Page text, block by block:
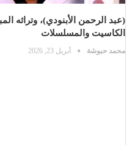
(عبد الرحمن الأبنودي)، وتراثه
الكاسيت والمسلسلات
محمد حبوشة أبريل 23, 2026